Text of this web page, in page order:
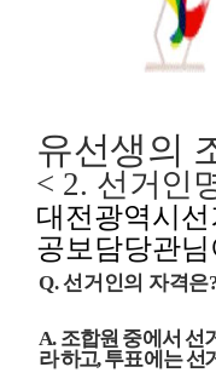
유선생의
< 2. 선거인
대전광역시
공보담당관
Q.선거인의 자격은
A. 조합원 중에서 선
라 하고, 투표에는선